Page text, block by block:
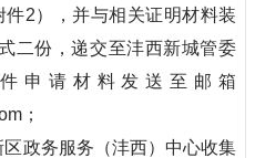
件2），并与相关证明材料装
二份，递交至沣西新城管委
申请材料发送至邮箱
；
政务服务（沣西）中心收集